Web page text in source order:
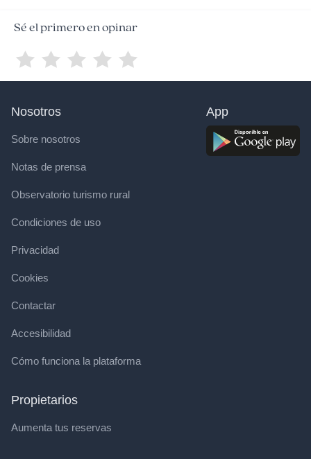
Sé el primero en opinar
Nosotros
Sobre nosotros
Notas de prensa
Observatorio turismo rural
Condiciones de uso
Privacidad
Cookies
Contactar
Accesibilidad
Cómo funciona la plataforma
Propietarios
Aumenta tus reservas
App